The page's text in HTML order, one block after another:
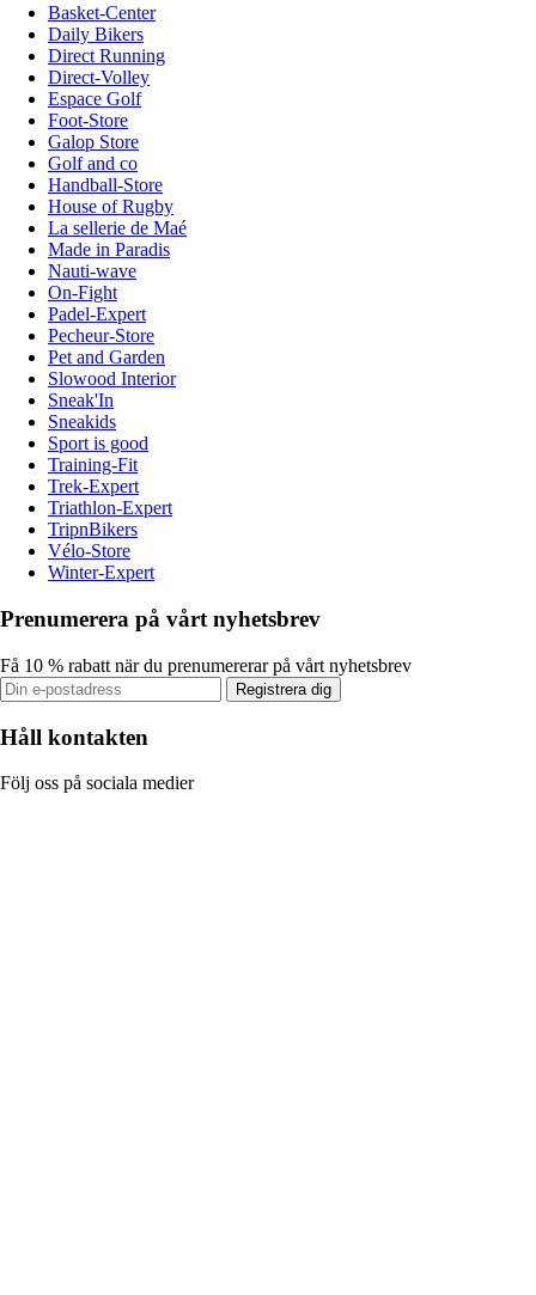
Basket-Center
Daily Bikers
Direct Running
Direct-Volley
Espace Golf
Foot-Store
Galop Store
Golf and co
Handball-Store
House of Rugby
La sellerie de Maé
Made in Paradis
Nauti-wave
On-Fight
Padel-Expert
Pecheur-Store
Pet and Garden
Slowood Interior
Sneak'In
Sneakids
Sport is good
Training-Fit
Trek-Expert
Triathlon-Expert
TripnBikers
Vélo-Store
Winter-Expert
Prenumerera på vårt nyhetsbrev
Få 10 % rabatt när du prenumererar på vårt nyhetsbrev
Registrera dig
Håll kontakten
Följ oss på sociala medier